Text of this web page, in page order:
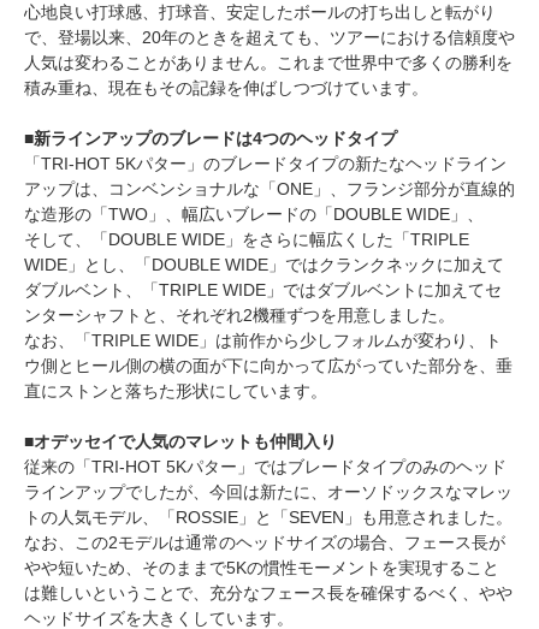
心地良い打球感、打球音、安定したボールの打ち出しと転がり
で、登場以来、20年のときを超えても、ツアーにおける信頼度や
人気は変わることがありません。これまで世界中で多くの勝利を
積み重ね、現在もその記録を伸ばしつづけています。
■新ラインアップのブレードは4つのヘッドタイプ
「TRI-HOT 5Kパター」のブレードタイプの新たなヘッドライン
アップは、コンベンショナルな「ONE」、フランジ部分が直線的
な造形の「TWO」、幅広いブレードの「DOUBLE WIDE」、
そして、「DOUBLE WIDE」をさらに幅広くした「TRIPLE
WIDE」とし、「DOUBLE WIDE」ではクランクネックに加えて
ダブルベント、「TRIPLE WIDE」ではダブルベントに加えてセ
ンターシャフトと、それぞれ2機種ずつを用意しました。
なお、「TRIPLE WIDE」は前作から少しフォルムが変わり、ト
ウ側とヒール側の横の面が下に向かって広がっていた部分を、垂
直にストンと落ちた形状にしています。
■オデッセイで人気のマレットも仲間入り
従来の「TRI-HOT 5Kパター」ではブレードタイプのみのヘッド
ラインアップでしたが、今回は新たに、オーソドックスなマレッ
トの人気モデル、「ROSSIE」と「SEVEN」も用意されました。
なお、この2モデルは通常のヘッドサイズの場合、フェース長が
やや短いため、そのままで5Kの慣性モーメントを実現すること
は難しいということで、充分なフェース長を確保するべく、やや
ヘッドサイズを大きくしています。